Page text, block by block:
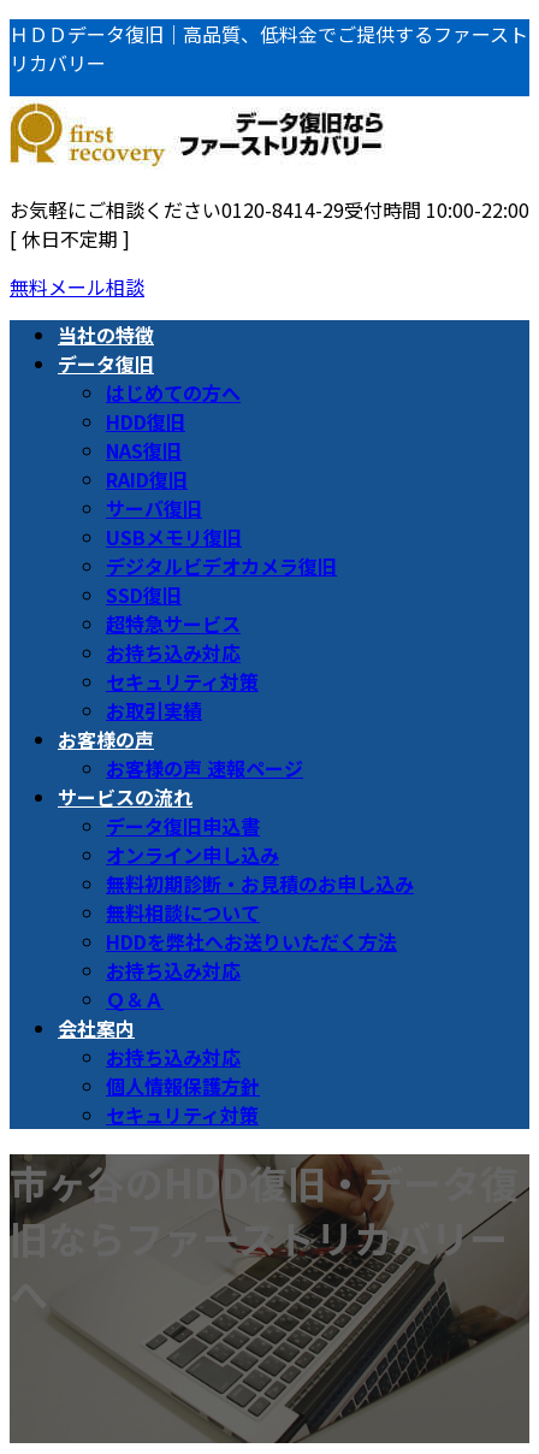
コ
ン
テ
ン
ツ
ス
キ
プ
ナ
ビ
ゲ
ー
シ
ン
に
動
ＨＤＤデータ復旧｜高品質、低料金でご提供するファースト
リカバリー
お気軽にご相談ください0120-8414-29受付時間 10:00-22:00
[ 休日不定期 ]
無料メール相談
当社の特徴
データ復旧
はじめての方へ
HDD復旧
NAS復旧
RAID復旧
サーバ復旧
USBメモリ復旧
デジタルビデオカメラ復旧
SSD復旧
超特急サービス
お持ち込み対応
セキュリティ対策
お取引実績
お客様の声
お客様の声 速報ページ
サービスの流れ
データ復旧申込書
オンライン申し込み
無料初期診断・お見積のお申し込み
無料相談について
HDDを弊社へお送りいただく方法
お持ち込み対応
Ｑ＆Ａ
会社案内
お持ち込み対応
個人情報保護方針
セキュリティ対策
市ヶ谷のHDD復旧・データ復
旧ならファーストリカバリー